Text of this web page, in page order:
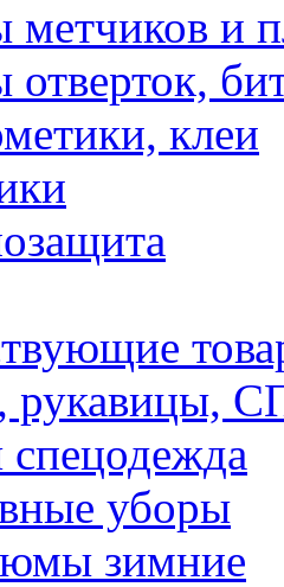
метчиков и
клеи
уборы
зимние